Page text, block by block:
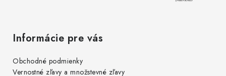
Informácie pre vás
Obchodné podmienky
Vernostné zľavy a množstevné zľavy